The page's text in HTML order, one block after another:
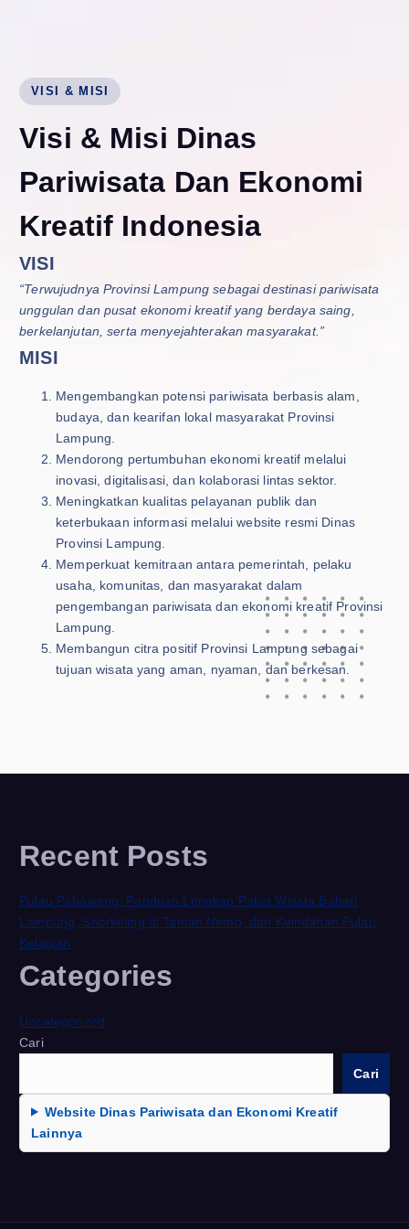
VISI & MISI
Visi & Misi Dinas
Pariwisata Dan Ekonomi
Kreatif Indonesia
VISI
“Terwujudnya Provinsi Lampung sebagai destinasi pariwisata
unggulan dan pusat ekonomi kreatif yang berdaya saing,
berkelanjutan, serta menyejahterakan masyarakat.”
MISI
Mengembangkan potensi pariwisata berbasis alam,
budaya, dan kearifan lokal masyarakat Provinsi
Lampung.
Mendorong pertumbuhan ekonomi kreatif melalui
inovasi, digitalisasi, dan kolaborasi lintas sektor.
Meningkatkan kualitas pelayanan publik dan
keterbukaan informasi melalui website resmi Dinas
Provinsi Lampung.
Memperkuat kemitraan antara pemerintah, pelaku
usaha, komunitas, dan masyarakat dalam
pengembangan pariwisata dan ekonomi kreatif Provinsi
Lampung.
Membangun citra positif Provinsi Lampung sebagai
tujuan wisata yang aman, nyaman, dan berkesan.
Recent Posts
Pulau Pahawang: Panduan Lengkap Paket Wisata Bahari
Lampung, Snorkeling di Taman Nemo, dan Keindahan Pulau
Kelagian
Categories
Uncategorized
Cari
Cari
Website Dinas Pariwisata dan Ekonomi Kreatif
Lainnya